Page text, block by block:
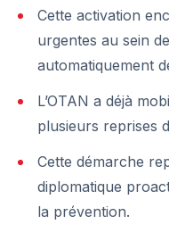
Cette activation
urgentes au sein
automatiquement
L’OTAN a déjà
plusieurs reprises
Cette démarche
diplomatique
la prévention.